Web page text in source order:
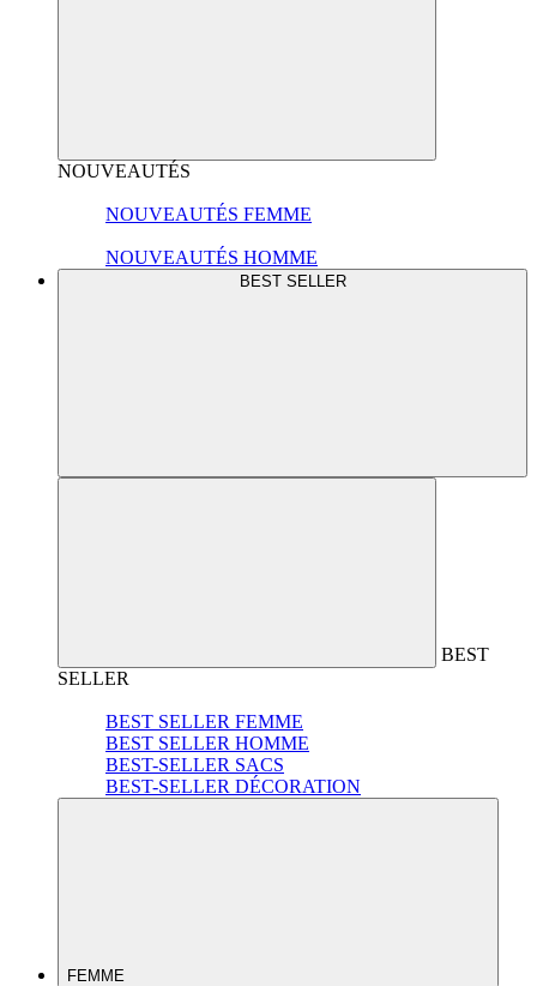
NOUVEAUTÉS
NOUVEAUTÉS FEMME
NOUVEAUTÉS HOMME
BEST SELLER
BEST
SELLER
BEST SELLER FEMME
BEST SELLER HOMME
BEST-SELLER SACS
BEST-SELLER DÉCORATION
FEMME